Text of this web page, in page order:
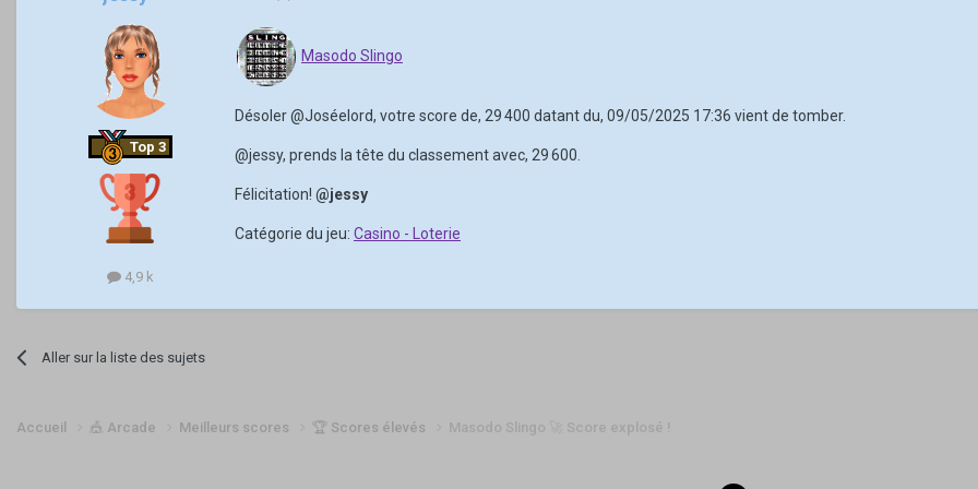
Top 3
4,9 k
Masodo Slingo
Désoler@Joséelord, votre score de, 29 400 datant du, 09/05/2025 17:36 vient de tomber.
@jessy, prends la tête du classement avec, 29 600.
Félicitation! @jessy
Catégorie du jeu: Casino - Loterie
Aller sur la liste des sujets
Accueil 🎪 Arcade Meilleurs scores 🏆 Scores élevés Masodo Slingo 🚀 Score explosé !